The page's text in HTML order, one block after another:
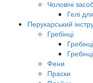
Чоловічі
Гелі
Перукарський
Гребінці
Фени
Праски